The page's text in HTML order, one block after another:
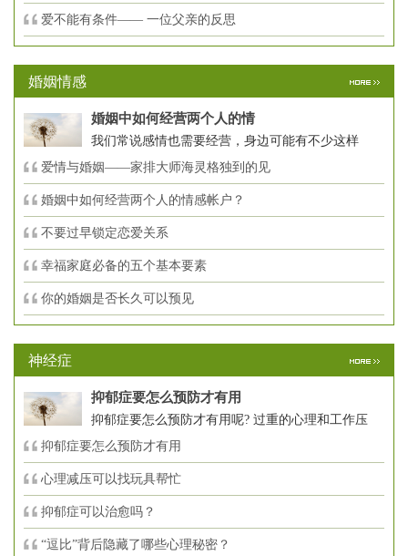
爱不能有条件—— 一位父亲的反思
婚姻情感
婚姻中如何经营两个人的情
我们常说感情也需要经营，身边可能有不少这样
爱情与婚姻——家排大师海灵格独到的见
婚姻中如何经营两个人的情感帐户？
不要过早锁定恋爱关系
幸福家庭必备的五个基本要素
你的婚姻是否长久可以预见
神经症
抑郁症要怎么预防才有用
抑郁症要怎么预防才有用呢? 过重的心理和工作压
抑郁症要怎么预防才有用
心理减压可以找玩具帮忙
抑郁症可以治愈吗？
“逗比”背后隐藏了哪些心理秘密？